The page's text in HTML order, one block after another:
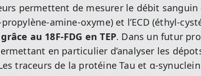
permettent de mesurer le débit sanguin
amine-oxyme) et l’ECD (éthyl-
au 18F-FDG en TEP. Dans un futur
en particulier d’analyser les
traceurs de la protéine Tau et α-